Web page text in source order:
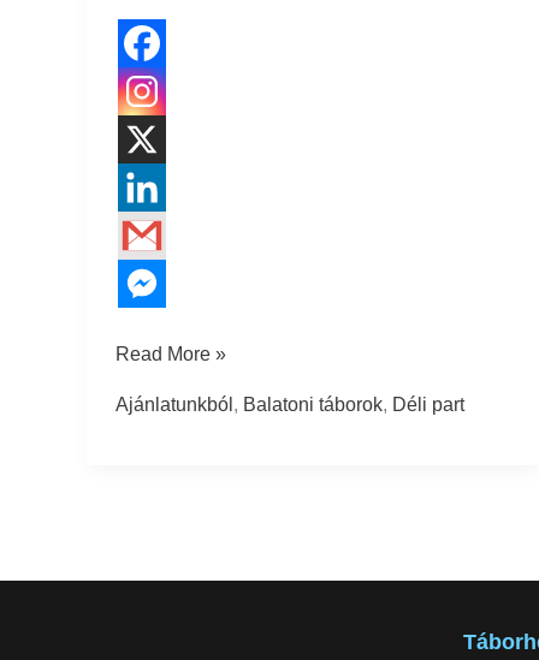
Read More »
Ajánlatunkból , Balatoni táborok, Déli part